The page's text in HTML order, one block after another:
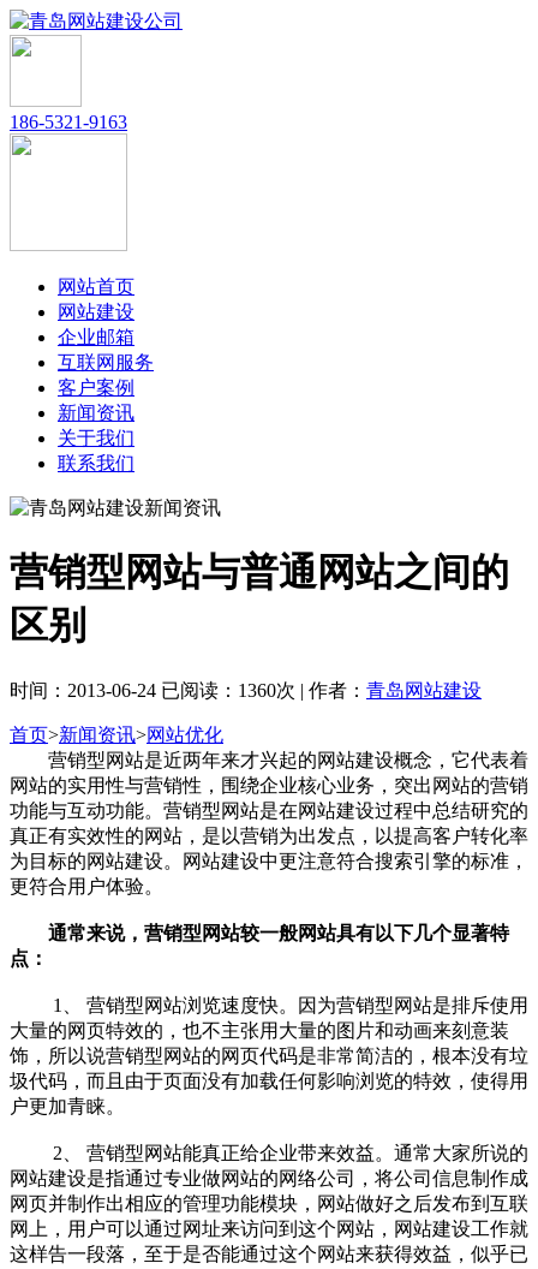
186-5321-9163
网站首页
网站建设
企业邮箱
互联网服务
客户案例
新闻资讯
关于我们
联系我们
营销型网站与普通网站之间的
区别
时间：2013-06-24 已阅读：1360次 | 作者： 青岛网站建设
首页>新闻资讯>网站优化
营销型网站是近两年来才兴起的网站建设概念，它代表着
网站的实用性与营销性，围绕企业核心业务，突出网站的营销
功能与互动功能。营销型网站是在网站建设过程中总结研究的
真正有实效性的网站，是以营销为出发点，以提高客户转化率
为目标的网站建设。网站建设中更注意符合搜索引擎的标准，
更符合用户体验。
通常来说，营销型网站较一般网站具有以下几个显著特
点：
1、 营销型网站浏览速度快。因为营销型网站是排斥使用
大量的网页特效的，也不主张用大量的图片和动画来刻意装
饰，所以说营销型网站的网页代码是非常简洁的，根本没有垃
圾代码，而且由于页面没有加载任何影响浏览的特效，使得用
户更加青睐。
2、 营销型网站能真正给企业带来效益。通常大家所说的
网站建设是指通过专业做网站的网络公司，将公司信息制作成
网页并制作出相应的管理功能模块，网站做好之后发布到互联
网上，用户可以通过网址来访问到这个网站，网站建设工作就
这样告一段落，至于是否能通过这个网站来获得效益，似乎已